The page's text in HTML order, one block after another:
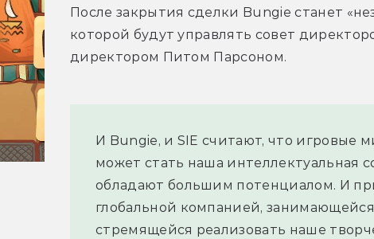
После закрытия сделки Bungie станет
которой будут управлять совет
директором Питом Парсоном.
И Bungie, и SIE считают, что игровые
может стать наша интеллектуальная
обладают большим потенциалом. И
глобальной компанией,
стремящейся реализовать наше